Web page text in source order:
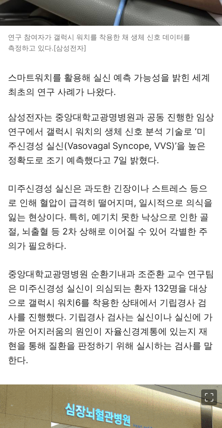
연구 참여자가 갤럭시 워치를 착용한 채 생체 신호 데이터를
측정하고 있다.[삼성전자]
스마트워치를 활용해 실신 예측 가능성을 밝힌 세계
최초의 연구 사례가 나왔다.
삼성전자는 중앙대학교광명병원과 공동 진행한 임상
연구에서 갤럭시 워치의 생체 신호 분석 기술로 ‘미
주신경성 실신(Vasovagal Syncope, VVS)’을 높은
정확도로 조기 예측했다고 7일 밝혔다.
미주신경성 실신은 과도한 긴장이나 스트레스 등으
로 인해 혈압이 급격히 떨어지며, 일시적으로 의식을
잃는 현상이다. 특히, 예기치 못한 낙상으로 인한 골
절, 뇌출혈 등 2차 상해로 이어질 수 있어 각별한 주
의가 필요하다.
중앙대학교광명병원 순환기내과 조준환 교수 연구팀
은 미주신경성 실신이 의심되는 환자 132명을 대상
으로 갤럭시 워치6를 착용한 상태에서 기립경사 검
사를 진행했다. 기립경사 검사는 실신이나 실신에 가
까운 어지러움의 원인이 자율신경계통에 있는지 재
현을 통해 질환을 판정하기 위해 실시하는 검사를 말
한다.